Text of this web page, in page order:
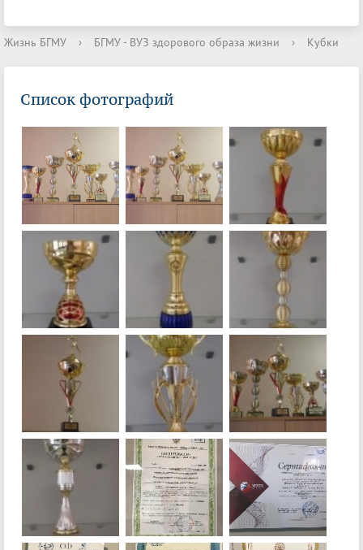
Жизнь БГМУ › БГМУ - ВУЗ здорового образа жизни › Кубки
Список фотографий